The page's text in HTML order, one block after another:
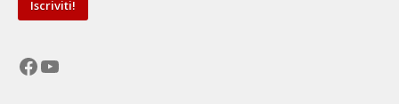
Facebook
YouTube